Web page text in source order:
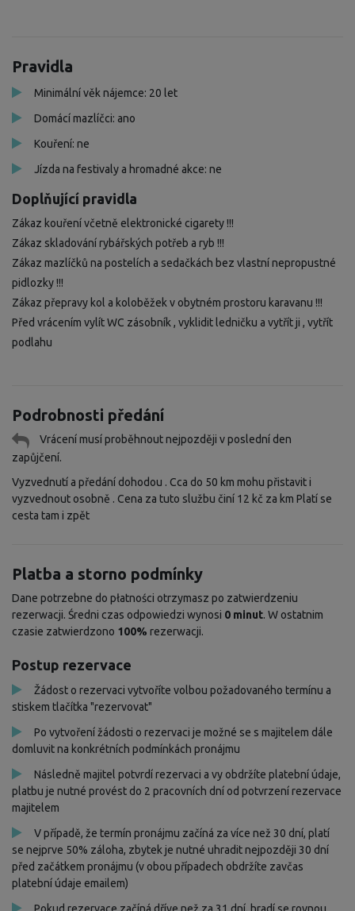
Pravidla
Minimální věk nájemce: 20 let
Domácí mazlíčci: ano
Kouření: ne
Jízda na festivaly a hromadné akce: ne
Doplňující pravidla
Zákaz kouření včetně elektronické cigarety !!!
Zákaz skladování rybářských potřeb a ryb !!!
Zákaz mazlíčků na postelích a sedačkách bez vlastní nepropustné
pidlozky !!!
Zákaz přepravy kol a koloběžek v obytném prostoru karavanu !!!
Před vrácením vylít WC zásobník , vyklidit ledničku a vytřít ji , vytřít
podlahu
Podrobnosti předání
Vrácení musí proběhnout nejpozději v poslední den
zapůjčení.
Vyzvednutí a předání dohodou . Cca do 50 km mohu přistavit i
vyzvednout osobně . Cena za tuto službu činí 12 kč za km Platí se
cesta tam i zpět
Platba a storno podmínky
Dane potrzebne do płatności otrzymasz po zatwierdzeniu
rezerwacji. Średni czas odpowiedzi wynosi 0 minut. W ostatnim
czasie zatwierdzono 100% rezerwacji.
Postup rezervace
Žádost o rezervaci vytvoříte volbou požadovaného termínu a
stiskem tlačítka "rezervovat"
Po vytvoření žádosti o rezervaci je možné se s majitelem dále
domluvit na konkrétních podmínkách pronájmu
Následně majitel potvrdí rezervaci a vy obdržíte platební údaje,
platbu je nutné provést do 2 pracovních dní od potvrzení rezervace
majitelem
V případě, že termín pronájmu začíná za více než 30 dní, platí
se nejprve 50% záloha, zbytek je nutné uhradit nejpozději 30 dní
před začátkem pronájmu (v obou případech obdržíte zavčas
platební údaje emailem)
Pokud rezervace začíná dříve než za 31 dní, hradí se rovnou